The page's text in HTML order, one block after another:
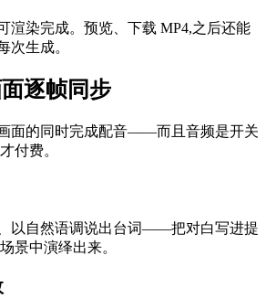
渲染完成。预览、下载 MP4,之后还能
次生成。
逐帧同步
面的同时完成配音——而且音频是开关
付费。
以自然语调说出台词——把对白写进提
景中演绎出来。